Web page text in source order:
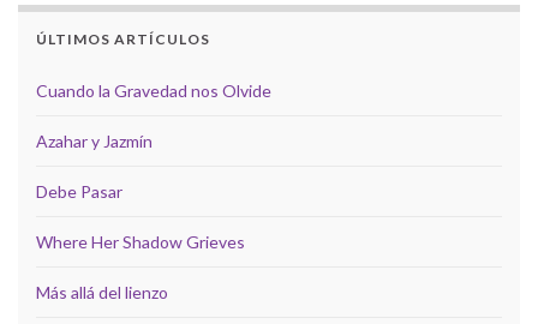
ÚLTIMOS ARTÍCULOS
Cuando la Gravedad nos Olvide
Azahar y Jazmín
Debe Pasar
Where Her Shadow Grieves
Más allá del lienzo